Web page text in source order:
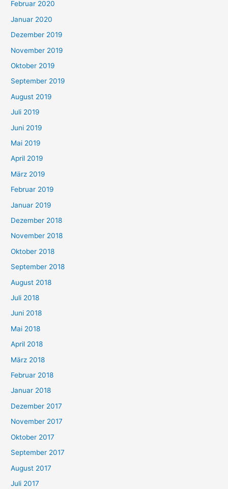
Februar 2020
Januar 2020
Dezember 2019
November 2019
Oktober 2019
September 2019
August 2019
Juli 2019
Juni 2019
Mai 2019
April 2019
März 2019
Februar 2019
Januar 2019
Dezember 2018
November 2018
Oktober 2018
September 2018
August 2018
Juli 2018
Juni 2018
Mai 2018
April 2018
März 2018
Februar 2018
Januar 2018
Dezember 2017
November 2017
Oktober 2017
September 2017
August 2017
Juli 2017